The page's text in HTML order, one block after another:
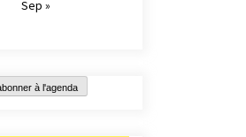
Sep »
à l'agenda